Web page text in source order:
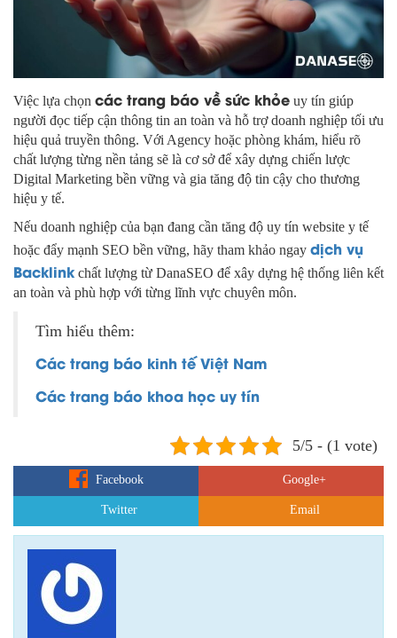
Việc lựa chọn các trang báo về sức khỏe uy tín giúp
người đọc tiếp cận thông tin an toàn và hỗ trợ doanh nghiệp tối ưu
hiệu quả truyền thông. Với Agency hoặc phòng khám, hiểu rõ
chất lượng từng nền tảng sẽ là cơ sở để xây dựng chiến lược
Digital Marketing bền vững và gia tăng độ tin cậy cho thương
hiệu y tế.
Nếu doanh nghiệp của bạn đang cần tăng độ uy tín website y tế
hoặc đẩy mạnh SEO bền vững, hãy tham khảo ngay dịch vụ
Backlink chất lượng từ DanaSEO để xây dựng hệ thống liên kết
an toàn và phù hợp với từng lĩnh vực chuyên môn.
Tìm hiểu thêm:
Các trang báo kinh tế Việt Nam
Các trang báo khoa học uy tín
5/5 - (1 vote)
Facebook Google+
Twitter Email